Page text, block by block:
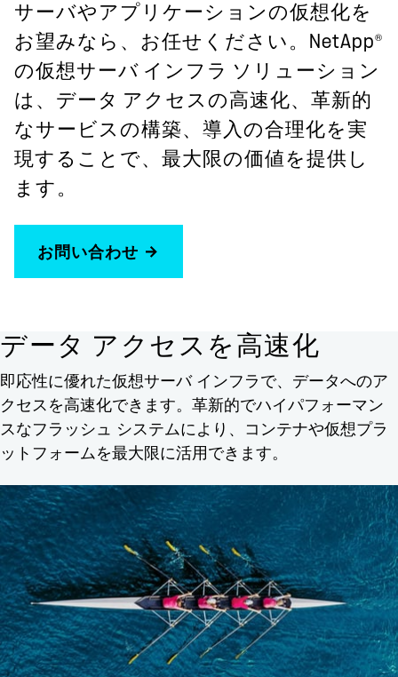
サーバやアプリケーションの仮想化を
お望みなら、お任せください。NetApp®
の仮想サーバ インフラ ソリューション
は、データ アクセスの高速化、革新的
なサービスの構築、導入の合理化を実
現することで、最大限の価値を提供し
ます。
お問い合わせ
データ アクセスを高速化
即応性に優れた仮想サーバ インフラで、データへのア
クセスを高速化できます。革新的でハイパフォーマン
スなフラッシュ システムにより、コンテナや仮想プラ
ットフォームを最大限に活用できます。